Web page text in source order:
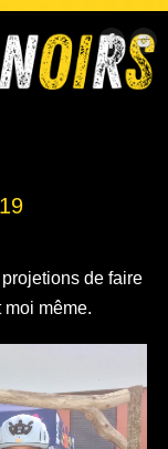
de faire
même.